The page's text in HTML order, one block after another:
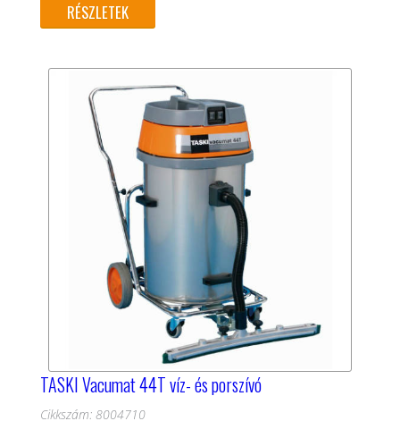
RÉSZLETEK
TASKI Vacumat 44T víz- és porszívó
Cikkszám: 8004710